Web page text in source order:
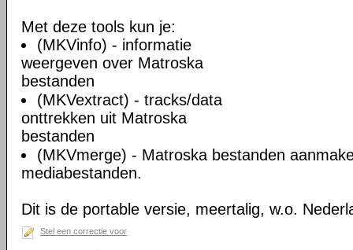
Met deze tools kun je:
(MKVinfo) - informatie
weergeven over Matroska
bestanden
(MKVextract) - tracks/data
onttrekken uit Matroska
bestanden
(MKVmerge) - Matroska bestanden
mediabestanden.
Dit is de portable versie, meertalig, w.o.
Stel een correctie voor